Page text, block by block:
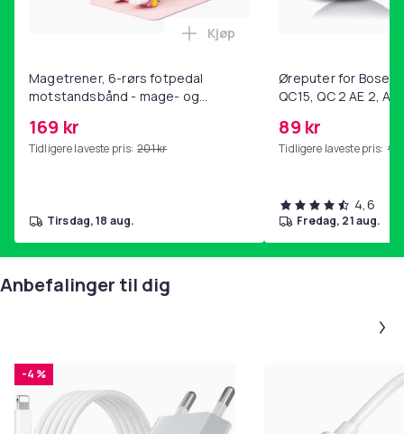
Magetrener, 6-rørs fotpedal
motstandsbånd - mage- og
hjemmegymnastikk Pink
169 kr
Tidligere laveste pris: 201 kr
Legg Magetrener, 6-rørs
Kjøp
tirsdag, 18 aug.
Øreputer for Bose
QC15, QC 2 AE 2, AE
89 kr
Tidligere laveste pris: 99
4,6
fredag, 21 aug.
Anbefalinger til dig
-4 %